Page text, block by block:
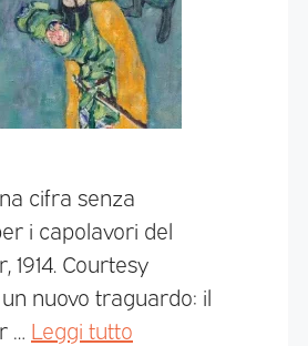
cifra senza
i capolavori del
Courtesy
nuovo traguardo: il
… Leggi tutto